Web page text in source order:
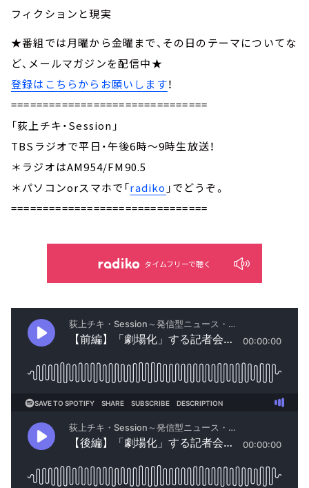
フィクションと現実
★番組では月曜から金曜まで、その日のテーマについてな
ど、メールマガジンを配信中★
登録はこちらからお願いします！
===============================
「荻上チキ・Session」
TBSラジオで平日・午後6時～9時生放送！
＊ラジオはAM954/FM90.5
＊パソコンorスマホで「radiko 」でどうぞ。
===============================
タイムフリーで聴く